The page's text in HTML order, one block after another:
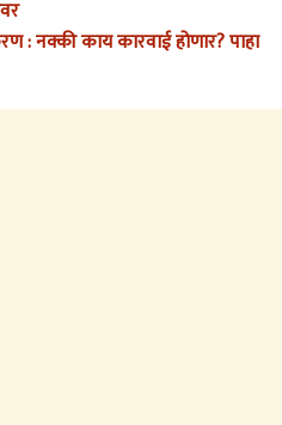
नक्की काय कारवाई होणार? पाहा